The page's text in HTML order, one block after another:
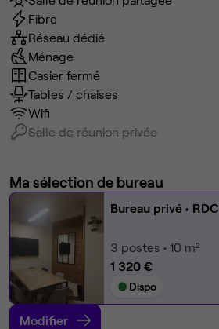
Fibre
Réseau dédié
Ménage
Casier fermé
Tables / chaises
Wifi
Salle de réunion privée
Ma sélection de bureau
Bureau privé • RDC
3 postes • 10 m²
1 320 €
Dispo
Modifier